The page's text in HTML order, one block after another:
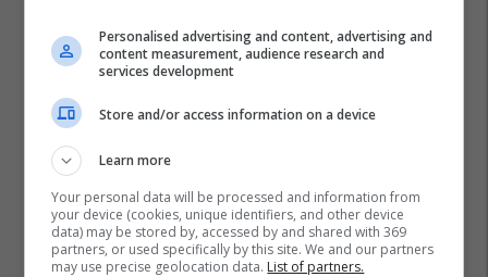
GjejeMjekun.com
GjejeMjekun
Lokal 517m² me tarracë në shitje
biznesit #15796
Pro Real Estate
Personalised advertising and content, advertising and
content measurement, audience research and
services development
Store and/or access information on a device
Learn more
Your personal data will be processed and information from
your device (cookies, unique identifiers, and other device
data) may be stored by, accessed by and shared with 369
partners, or used specifically by this site. We and our partners
may use precise geolocation data. List of partners.